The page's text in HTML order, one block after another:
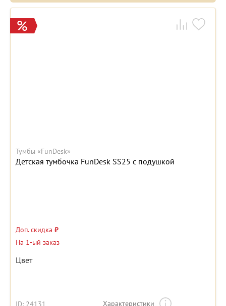
Тумбы «FunDesk»
Детская тумбочка FunDesk SS25 с подушкой
Доп. скидка ₽
На 1-ый заказ
Цвет
ID: 24131 Характеристики